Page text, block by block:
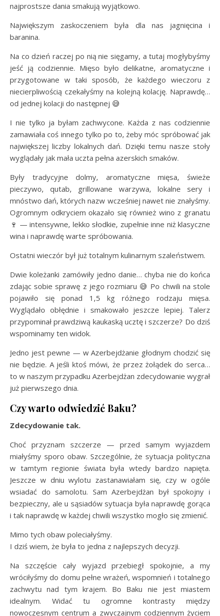
najprostsze dania smakują wyjątkowo.
Największym zaskoczeniem była dla nas jagnięcina i
baranina.
Na co dzień raczej po nią nie sięgamy, a tutaj mogłybyśmy
jeść ją codziennie. Mięso było delikatne, aromatyczne i
przygotowane w taki sposób, że każdego wieczoru z
niecierpliwością czekałyśmy na kolejną kolację. Naprawdę…
od jednej kolacji do następnej 😅
I nie tylko ja byłam zachwycone. Każda z nas codziennie
zamawiała coś innego tylko po to, żeby móc spróbować jak
największej liczby lokalnych dań. Dzięki temu nasze stoły
wyglądały jak mała uczta pełna azerskich smaków.
Były tradycyjne dolmy, aromatyczne mięsa, świeże
pieczywo, qutab, grillowane warzywa, lokalne sery i
mnóstwo dań, których nazw wcześniej nawet nie znałyśmy.
Ogromnym odkryciem okazało się również wino z granatu
🍷 — intensywne, lekko słodkie, zupełnie inne niż klasyczne
wina i naprawdę warte spróbowania.
Ostatni wieczór był już totalnym kulinarnym szaleństwem.
Dwie koleżanki zamówiły jedno danie… chyba nie do końca
zdając sobie sprawę z jego rozmiaru 😅 Po chwili na stole
pojawiło się ponad 1,5 kg różnego rodzaju mięsa.
Wyglądało obłędnie i smakowało jeszcze lepiej. Talerz
przypominał prawdziwą kaukaską ucztę i szczerze? Do dziś
wspominamy ten widok.
Jedno jest pewne — w Azerbejdżanie głodnym chodzić się
nie będzie. A jeśli ktoś mówi, że przez żołądek do serca…
to w naszym przypadku Azerbejdżan zdecydowanie wygrał
już pierwszego dnia.
Czy warto odwiedzić Baku?
Zdecydowanie tak.
Choć przyznam szczerze — przed samym wyjazdem
miałyśmy sporo obaw. Szczególnie, że sytuacja polityczna
w tamtym regionie świata była wtedy bardzo napięta.
Jeszcze w dniu wylotu zastanawiałam się, czy w ogóle
wsiadać do samolotu. Sam Azerbejdżan był spokojny i
bezpieczny, ale u sąsiadów sytuacja była naprawdę gorąca
i tak naprawdę w każdej chwili wszystko mogło się zmienić.
Mimo tych obaw poleciałyśmy.
I dziś wiem, że była to jedna z najlepszych decyzji.
Na szczęście cały wyjazd przebiegł spokojnie, a my
wróciłyśmy do domu pełne wrażeń, wspomnień i totalnego
zachwytu nad tym krajem. Bo Baku nie jest miastem
idealnym. Widać tu ogromne kontrasty między
nowoczesnym centrum a zwyczajnym codziennym życiem